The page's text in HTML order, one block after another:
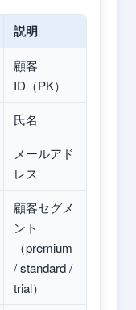
説明
顧客
ID（PK）
氏名
メールアド
レス
顧客セグメ
ント
（premium
/ standard /
trial）